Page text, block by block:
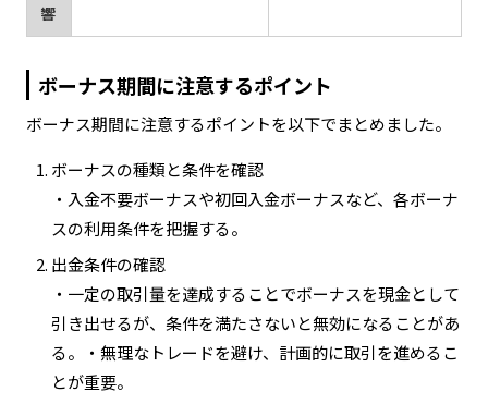
響
ボーナス期間に注意するポイント
ボーナス期間に注意するポイントを以下でまとめました。
ボーナスの種類と条件を確認
・入金不要ボーナスや初回入金ボーナスなど、各ボーナ
スの利用条件を把握する。
出金条件の確認
・一定の取引量を達成することでボーナスを現金として
引き出せるが、条件を満たさないと無効になることがあ
る。・無理なトレードを避け、計画的に取引を進めるこ
とが重要。